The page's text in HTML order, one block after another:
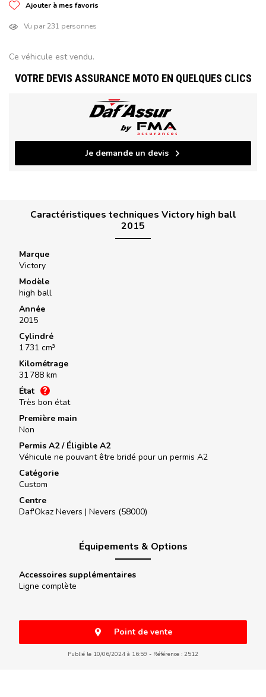
Ajouter à mes favoris
Vu par 231 personnes
Ce véhicule est vendu.
VOTRE DEVIS ASSURANCE MOTO EN QUELQUES CLICS
Je demande un devis
Caractéristiques techniques Victory high ball
2015
Marque
Victory
Modèle
high ball
Année
2015
Cylindré
1 731 cm³
Kilométrage
31 788 km
État
Très bon état
Première main
Non
Permis A2 / Éligible A2
Véhicule ne pouvant être bridé pour un permis A2
Catégorie
Custom
Centre
Daf'Okaz Nevers | Nevers (58000)
Équipements & Options
Accessoires supplémentaires
Ligne complète
Point de vente
Publié le 10/06/2024 à 16:59 Référence : 2512